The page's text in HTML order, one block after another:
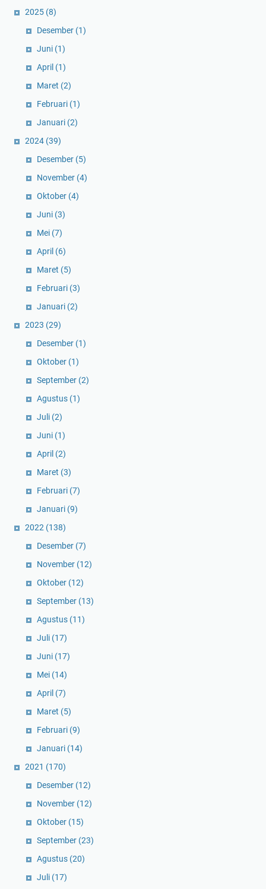
2025 (8)
Desember (1)
Juni (1)
April (1)
Maret (2)
Februari (1)
Januari (2)
2024 (39)
Desember (5)
November (4)
Oktober (4)
Juni (3)
Mei (7)
April (6)
Maret (5)
Februari (3)
Januari (2)
2023 (29)
Desember (1)
Oktober (1)
September (2)
Agustus (1)
Juli (2)
Juni (1)
April (2)
Maret (3)
Februari (7)
Januari (9)
2022 (138)
Desember (7)
November (12)
Oktober (12)
September (13)
Agustus (11)
Juli (17)
Juni (17)
Mei (14)
April (7)
Maret (5)
Februari (9)
Januari (14)
2021 (170)
Desember (12)
November (12)
Oktober (15)
September (23)
Agustus (20)
Juli (17)